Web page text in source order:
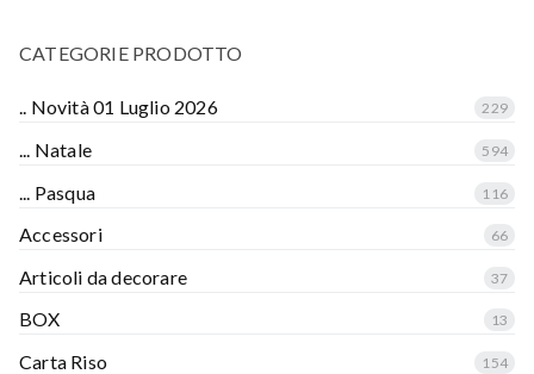
CATEGORIE PRODOTTO
.. Novità 01 Luglio 2026 229
... Natale 594
... Pasqua 116
Accessori 66
Articoli da decorare 37
BOX 13
Carta Riso 154